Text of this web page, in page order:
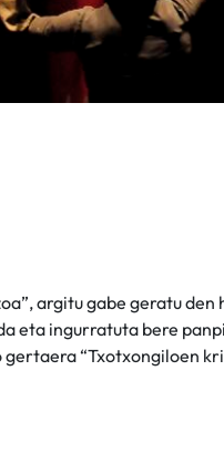
argitu gabe geratu
eta ingurratuta bere
“Txotxongiloen